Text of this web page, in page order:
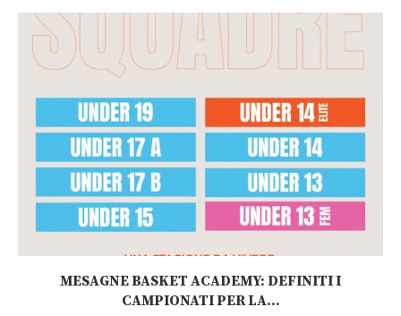
MESAGNE BASKET ACADEMY: DEFINITI I
CAMPIONATI PER LA...